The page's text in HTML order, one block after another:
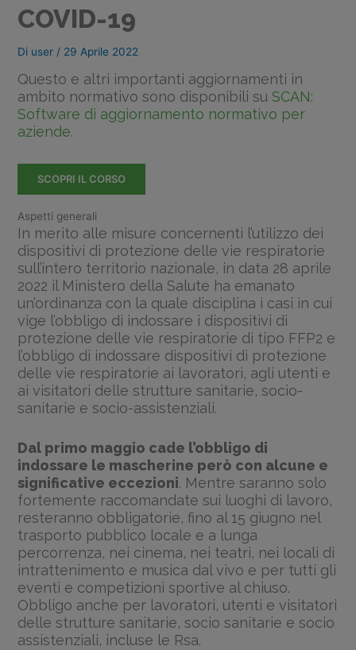
COVID-19
Di user / 29 Aprile 2022
Questo e altri importanti aggiornamenti in
ambito normativo sono disponibili suSCAN:
Software di aggiornamento normativo per
aziende.
SCOPRI IL CORSO
Aspetti generali
In merito alle misure concernenti l’utilizzo dei
dispositivi di protezione delle vie respiratorie
sull’intero territorio nazionale, in data 28 aprile
2022 il Ministero della Salute ha emanato
un’ordinanza con la quale disciplina i casi in cui
vige l’obbligo di indossare i dispositivi di
protezione delle vie respiratorie di tipo FFP2 e
l’obbligo di indossare dispositivi di protezione
delle vie respiratorie ai lavoratori, agli utenti e
ai visitatori delle strutture sanitarie, socio-
sanitarie e socio-assistenziali.
Dal primo maggio cade l’obbligo di
indossare le mascherine però con alcune e
significative eccezioni. Mentre saranno solo
fortemente raccomandate sui luoghi di lavoro,
resteranno obbligatorie, fino al 15 giugno nel
trasporto pubblico locale e a lunga
percorrenza, nei cinema, nei teatri, nei locali di
intrattenimento e musica dal vivo e per tutti gli
eventi e competizioni sportive al chiuso.
Obbligo anche per lavoratori, utenti e visitatori
delle strutture sanitarie, socio sanitarie e socio
assistenziali, incluse le Rsa.